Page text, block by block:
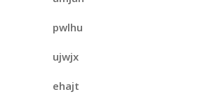
pwlhu
ujwjx
ehajt